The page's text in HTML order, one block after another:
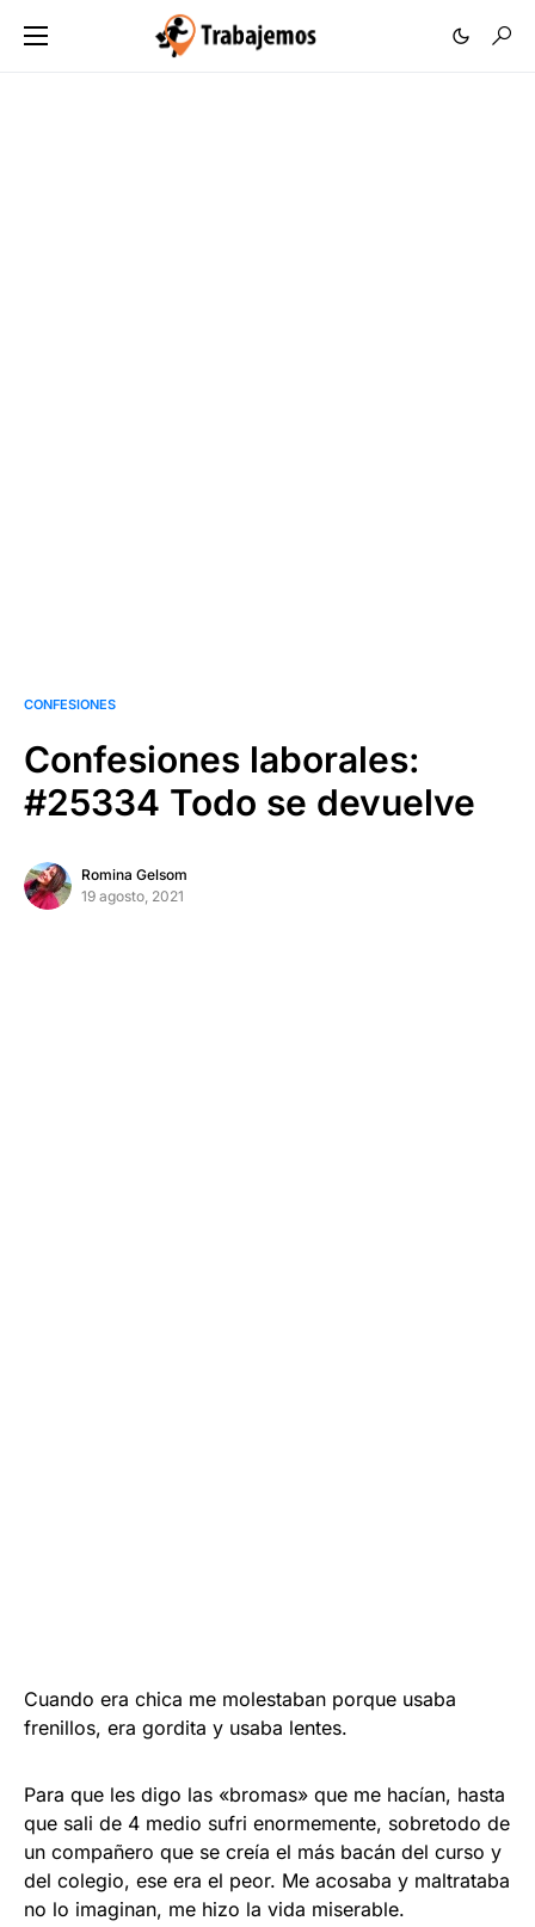
CONFESIONES
Confesiones laborales:
#25334 Todo se devuelve
Romina Gelsom
19 agosto, 2021
Cuando era chica me molestaban porque usaba
frenillos, era gordita y usaba lentes.
Para que les digo las «bromas» que me hacían, hasta
que sali de 4 medio sufri enormemente, sobretodo de
un compañero que se creía el más bacán del curso y
del colegio, ese era el peor. Me acosaba y maltrataba
no lo imaginan, me hizo la vida miserable.